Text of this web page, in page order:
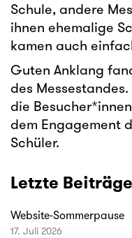
Schule, andere
ihnen ehemalige
kamen auch
Guten Anklang
des
die
dem Engagement
Schüler.
Letzte Beiträge
Website-Sommerpause
17. Juli 2026